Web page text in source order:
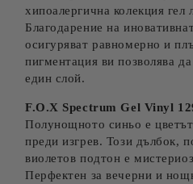
хипоалергична колекция гел
Благодарение на
осигуряват равномерно и
пигментация ви позволява
един слой.
F.O.X Spectrum Gel Vinyl
Полунощното синьо е
преди изгрев. Този дълбок,
виолетов подтон е
Перфектен за вечерни и